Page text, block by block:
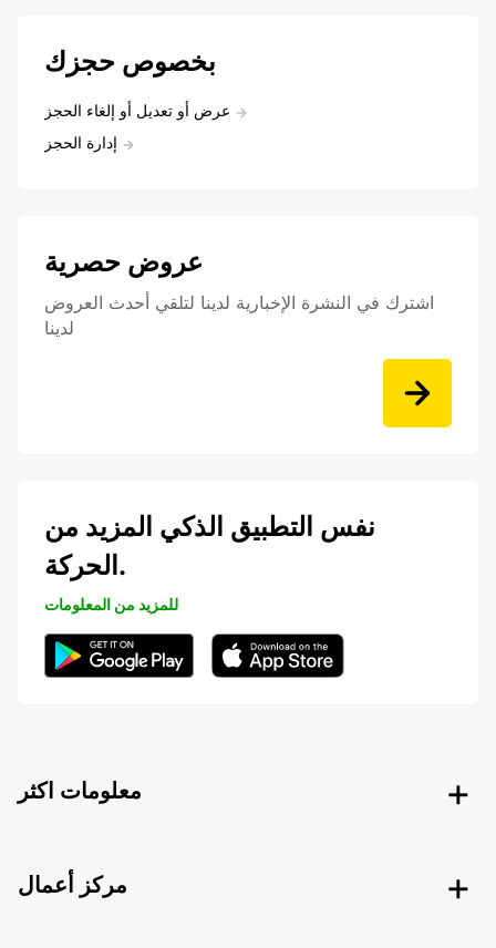
بخصوص حجزك
عرض أو تعديل أو إلغاء الحجز
إدارة الحجز
عروض حصرية
اشترك في النشرة الإخبارية لدينا لتلقي أحدث العروض
لدينا
نفس التطبيق الذكي المزيد من
الحركة.
للمزيد من المعلومات
معلومات اكثر
مركز أعمال